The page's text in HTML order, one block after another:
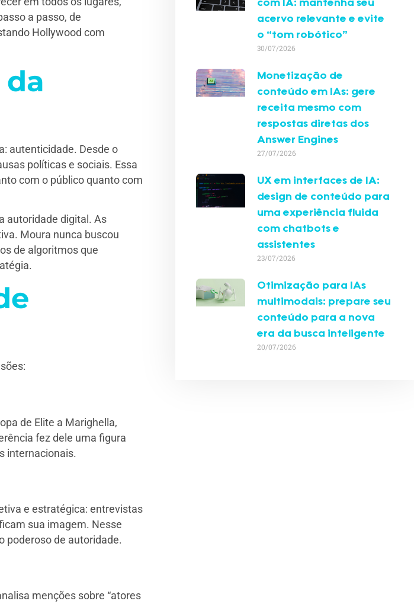
a passo, de
Hollywood com
autenticidade. Desde o
políticas e sociais. Essa
com o público quanto com
autoridade digital. As
Moura nunca buscou
de algoritmos que
de Elite a Marighella,
fez dele uma figura
internacionais.
e estratégica: entrevistas
sua imagem. Nesse
poderoso de autoridade.
menções sobre “atores
com IA: mantenha seu
acervo relevante e evite
o “tom robótico”
30/07/2026
Monetização de
conteúdo em IAs: gere
receita mesmo com
respostas diretas dos
Answer Engines
27/07/2026
UX em interfaces de IA:
design de conteúdo para
uma experiência fluida
com chatbots e
assistentes
23/07/2026
Otimização para IAs
multimodais: prepare seu
conteúdo para a nova
era da busca inteligente
20/07/2026